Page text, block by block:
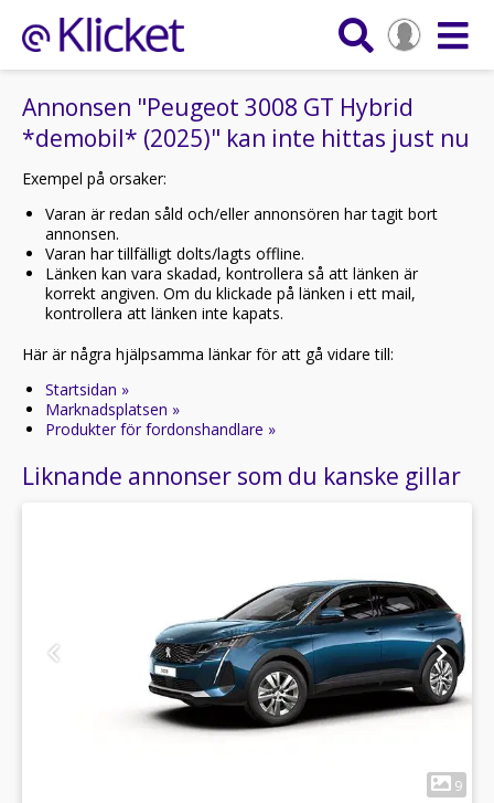
Annonsen "Peugeot 3008 GT Hybrid
*demobil* (2025)" kan inte hittas just nu
Exempel på orsaker:
Varan är redan såld och/eller annonsören har tagit bort
annonsen.
Varan har tillfälligt dolts/lagts offline.
Länken kan vara skadad, kontrollera så att länken är
korrekt angiven. Om du klickade på länken i ett mail,
kontrollera att länken inte kapats.
Här är några hjälpsamma länkar för att gå vidare till:
Startsidan »
Marknadsplatsen »
Produkter för fordonshandlare »
Liknande annonser som du kanske gillar
9